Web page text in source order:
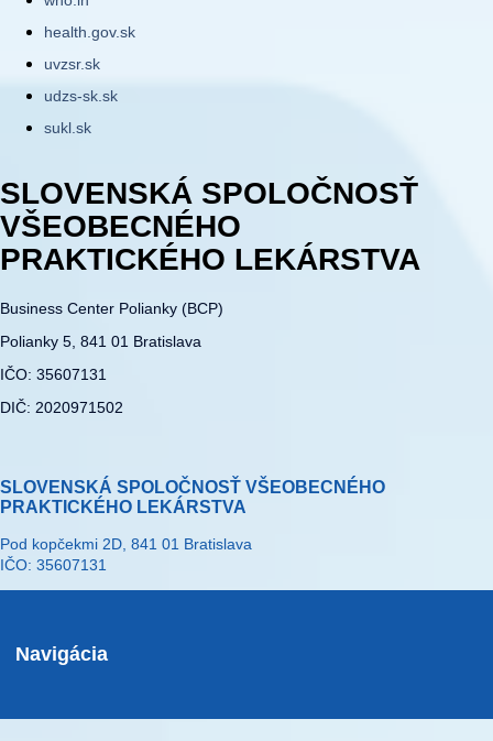
health.gov.sk
uvzsr.sk
udzs-sk.sk
sukl.sk
SLOVENSKÁ SPOLOČNOSŤ
VŠEOBECNÉHO
PRAKTICKÉHO LEKÁRSTVA
Business Center Polianky (BCP)
Polianky 5, 841 01 Bratislava
IČO: 35607131
DIČ: 2020971502
SLOVENSKÁ SPOLOČNOSŤ VŠEOBECNÉHO
PRAKTICKÉHO LEKÁRSTVA
Pod kopčekmi 2D, 841 01 Bratislava
IČO: 35607131
Navigácia